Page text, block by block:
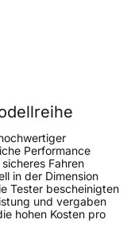
Performance
Fahren
in der Dimension
Tester bescheinigten
und vergaben
hohen Kosten pro